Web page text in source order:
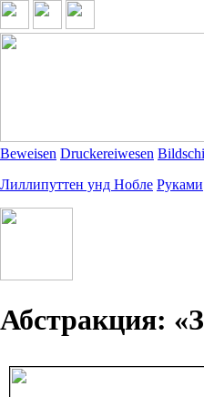
Beweisen Druckereiwesen
Лиллипуттен унд Нобле Руками
Абстракция: